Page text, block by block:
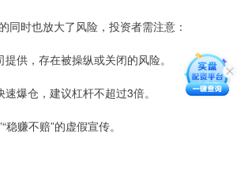
同时也放大了风险，投资者需注意：
供，存在被操纵或关闭的风险。
爆仓，建议杠杆不超过3倍。
赚不赔”的虚假宣传。